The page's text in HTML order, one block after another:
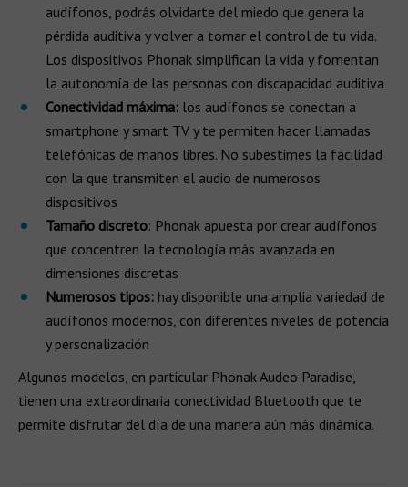
audífonos, podrás olvidarte del miedo que genera la
pérdida auditiva y volver a tomar el control de tu vida.
Los dispositivos Phonak simplifican la vida y fomentan
la autonomía de las personas con discapacidad auditiva
Conectividad máxima: los audífonos se conectan a
smartphone y smart TV y te permiten hacer llamadas
telefónicas de manos libres. No subestimes la facilidad
con la que transmiten el audio de numerosos
dispositivos
Tamaño discreto: Phonak apuesta por crear audífonos
que concentren la tecnología más avanzada en
dimensiones discretas
Numerosos tipos: hay disponible una amplia variedad de
audífonos modernos, con diferentes niveles de potencia
y personalización
Algunos modelos, en particular Phonak Audeo Paradise,
tienen una extraordinaria conectividad Bluetooth que te
permite disfrutar del día de una manera aún más dinámica.